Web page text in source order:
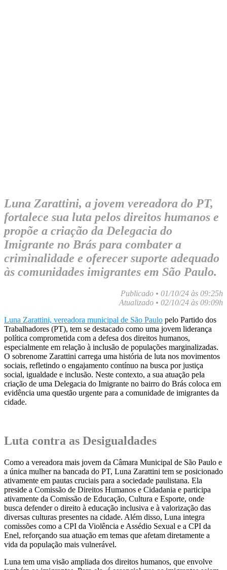
Luna Zarattini, a jovem vereadora do PT,
fortalece sua luta pelos direitos humanos e
propõe a criação da Delegacia do
Imigrante no Brás para combater a
criminalidade e oferecer suporte adequado
às comunidades imigrantes em São Paulo.
Publicado • 01/10/24 às 09:25h
Atualizado • 02/10/24 às 09:09h
Luna Zarattini, vereadora municipal de São Paulo pelo Partido dos
Trabalhadores (PT), tem se destacado como uma jovem liderança
política comprometida com a defesa dos direitos humanos,
especialmente em relação à inclusão de populações marginalizadas.
O sobrenome Zarattini carrega uma história de luta nos movimentos
sociais, refletindo o engajamento contínuo na busca por justiça
social, igualdade e inclusão. Neste contexto, a sua atuação pela
criação de uma Delegacia do Imigrante no bairro do Brás coloca em
evidência uma questão urgente para a comunidade de imigrantes da
cidade.
Luta contra as Desigualdades
Como a vereadora mais jovem da Câmara Municipal de São Paulo e
a única mulher na bancada do PT, Luna Zarattini tem se posicionado
ativamente em pautas cruciais para a sociedade paulistana. Ela
preside a Comissão de Direitos Humanos e Cidadania e participa
ativamente da Comissão de Educação, Cultura e Esporte, onde
busca defender o direito à educação inclusiva e à valorização das
diversas culturas presentes na cidade. Além disso, Luna integra
comissões como a CPI da Violência e Assédio Sexual e a CPI da
Enel, reforçando sua atuação em temas que afetam diretamente a
vida da população mais vulnerável.
Luna tem uma visão ampliada dos direitos humanos, que envolve